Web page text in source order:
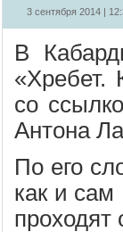
3 сентября 2014 |
В
со
Антона
По его
как и сам
проходят